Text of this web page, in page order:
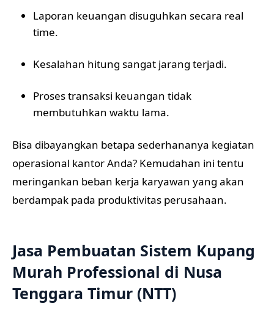
Laporan keuangan disuguhkan secara real
time.
Kesalahan hitung sangat jarang terjadi.
Proses transaksi keuangan tidak
membutuhkan waktu lama.
Bisa dibayangkan betapa sederhananya kegiatan
operasional kantor Anda? Kemudahan ini tentu
meringankan beban kerja karyawan yang akan
berdampak pada produktivitas perusahaan.
Jasa Pembuatan Sistem Kupang
Murah Professional di Nusa
Tenggara Timur (NTT)